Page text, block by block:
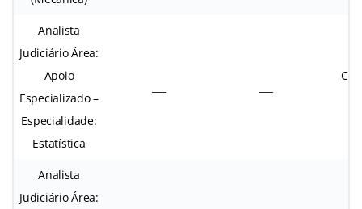
Analista
Judiciário Área:
Apoio
Especializado –
Especialidade:
Estatística
Analista
Judiciário Área: